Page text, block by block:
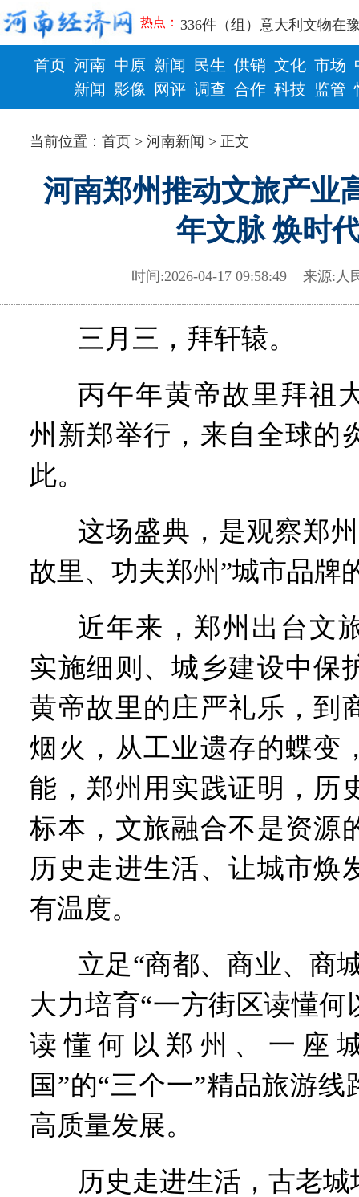
热点：
河南省政协十三届常委会第
郑州、济南、青岛三城联合
2026年“文明实践进基层”主
省政协十三届常委会第二十
“七一勋章”获得者丨“炼油
“建设社会主义现代化强国
豫篮联赛结束第十七轮争夺
算力，正在重新“耕种”中原
河南省二十条硬核举措出炉
河南省主汛期防汛抗旱工作
从国家科技奖看中原创新跃
习近平出席国家科学技术
工业遗存上“长”出文化IP群
三个“没想到”刷新港区速度
河南省政协十三届常委会
省政协十三届常委会第二
“七一勋章”获得者丨“炼油
“建设社会主义现代化强国
豫篮联赛结束第十七轮争夺
河南省二十条硬核举措出
河南省主汛期防汛抗旱工作
“从根本上改变了中国人
首页 河南
新闻
中原
影像
新闻
网评
民生
调查
供销
合作
文化
科技
市场
监管
财政 健康
当前位置：首页 >河南新闻 > 正文
河南郑州推动文旅产业
年文脉 焕时
时间:2026-04-17 09:58:49 来源: 人
三月三，拜轩辕。
丙午年黄帝故里拜祖
州新郑举行，来自全球的
此。
这场盛典，是观察郑
故里、功夫郑州”城市品牌
近年来，郑州出台文
实施细则、城乡建设中保
黄帝故里的庄严礼乐，到
烟火，从工业遗存的蝶变
能，郑州用实践证明，历
标本，文旅融合不是资源
历史走进生活、让城市焕
有温度。
立足“商都、商业、商
大力培育“一方街区读懂何
读懂何以郑州、一座
国”的“三个一”精品旅游
高质量发展。
历史走进生活，古老